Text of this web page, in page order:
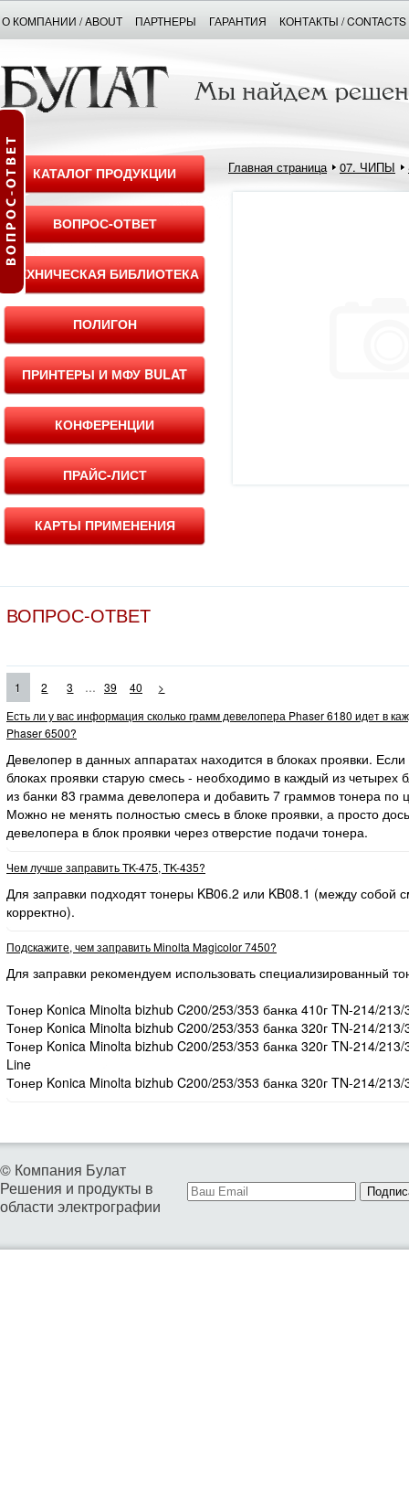
О КОМПАНИИ / ABOUT ПАРТНЕРЫ ГАРАНТИЯ КОНТАКТЫ / CONTACTS
КАТАЛОГ ПРОДУКЦИИ
ВОПРОС-ОТВЕТ
ТЕХНИЧЕСКАЯ БИБЛИОТЕКА
ПОЛИГОН
ПРИНТЕРЫ И МФУ BULAT
КОНФЕРЕНЦИИ
ПРАЙС-ЛИСТ
КАРТЫ ПРИМЕНЕНИЯ
Главная страница 07. ЧИПЫ
ВОПРОС-ОТВЕТ
1 2 3 ... 39 40
>
Есть ли у вас информация сколько грамм девелопера Phaser 6180 идет в
Phaser 6500?
Девелопер в данных аппаратах находится в блоках проявки.
блоках проявки старую смесь - необходимо в каждый из четырех
из банки 83 грамма девелопера и добавить 7 граммов тонера по
Можно не менять полностью смесь в блоке проявки, а просто
девелопера в блок проявки через отверстие подачи тонера.
Чем лучше заправить TK-475, TK-435?
Для заправки подходят тонеры KB06.2 или KB08.1 (между собой
корректно).
Подскажите, чем заправить Minolta Magicolor 7450?
Для заправки рекомендуем использовать специализированный
Тонер Konica Minolta bizhub C200/253/353 банка 410г TN-214/
Тонер Konica Minolta bizhub C200/253/353 банка 320г TN-214/
Тонер Konica Minolta bizhub C200/253/353 банка 320г TN-214/
Line
Тонер Konica Minolta bizhub C200/253/353 банка 320г TN-214/
© Компания Булат
Решения и продукты в
области электрографии